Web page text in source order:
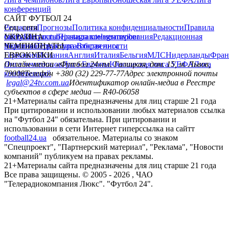
конференций
САЙТ ФУТБОЛ 24
РедакцияПрогнозыПолитика конфиденциальностиПравила
сайтуКонтактыПравила комментированияРедакционная
политикаСтруктура собственности
Соц. сети
facebookxyoutubeinstagramtelegramviber
УКРАИНА
УкраинаПервая лигаВторая лига
ЧЕМПИОНАТЫ
ГерманияИспанияАнглияИталияБельгияМЛСНидерланды
ЕВРОКУБКИ
Лига чемпионовЛига ЕвропыЮношеская лига УЕФАЛига
конференций
Онлайн-медиа «Футбол 24»пл. Галицкая, дом. 15, м. Львов,
79008Телефон +380 (32) 229-77-77Адрес электронной почты
legal@24tv.com.uaИдентификатор онлайн-медиа в Реестре
субъектов в сфере медиа — R40-06058
21+Материалы сайта предназначены для лиц старше 21 года
При цитировании и использовании любых материалов ссылка
на "Футбол 24" обязательна. При цитировании и
использовании в сети Интернет гиперссылка на сайтт
football24.ua
обязательное. Материалы со знаком
"Спецпроект", "Партнерский материал", "Реклама", "Новости
компаний" публикуем на правах рекламы.
21+Материалы сайта предназначены для лиц старше 21 года
Все права защищены. © 2005 - 2026 , ЧАО
"Телерадиокомпания Люкс". "Футбол 24".